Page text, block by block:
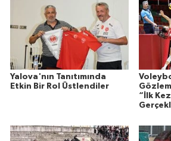
Yalova'nın Tanıtımında
Etkin Bir Rol Üstlendiler
“İlk